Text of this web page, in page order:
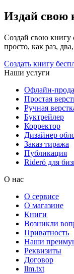
Издай свою
Создай свою книгу
просто, как раз,
Создать книгу
Наши услуги
Офлайн-
Простая
Ручная
Буктрейлер
Корректор
Дизайнер
Заказ тиража
Публикация
Rideró для
О нас
О сервисе
О магазине
Книги
Возникли
Приватность
Наши
Реквизиты
Договор
llm.txt